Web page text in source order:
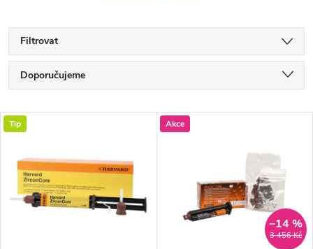
Filtrovat
Ř
a
e
Doporučujeme
Nejdražší
Nejprodávanější
Abecedně
V
ý
p
Tip Akce
3 456 Kč
–14 %